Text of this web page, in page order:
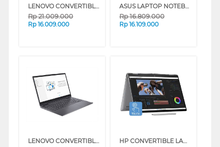
LENOVO CONVERTIBLE LAPTOP YOGA7-14AKP10 AMD RYZEN AI 5 340
Rp21.009.000
Rp 16.009.000
ASUS LAPTOP NOTEBOOK VIVOBOOK S M3407HA-OLED5111M AMD RYZEN 5 220
Rp16.809.000
Rp 16.109.000
LENOVO CONVERTIBLE LAPTOP NOTEBOOK YOGA 7 14IRL8 INTEL EVO CORE I5-1340P HP CONVERTIBLE LAPTOP NOTEBOOK ENVY X360-FC0777TU INTEL EVO CORE 7-155U